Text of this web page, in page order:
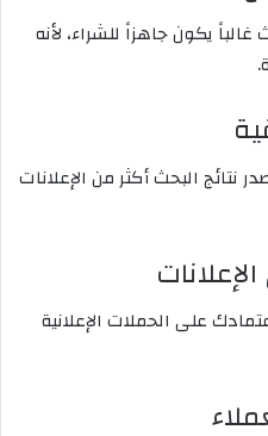
يكون جاهزاً للشراء، لأنه
نتائج البحث أكثر من الإعلانات
على الحملات الإعلانية